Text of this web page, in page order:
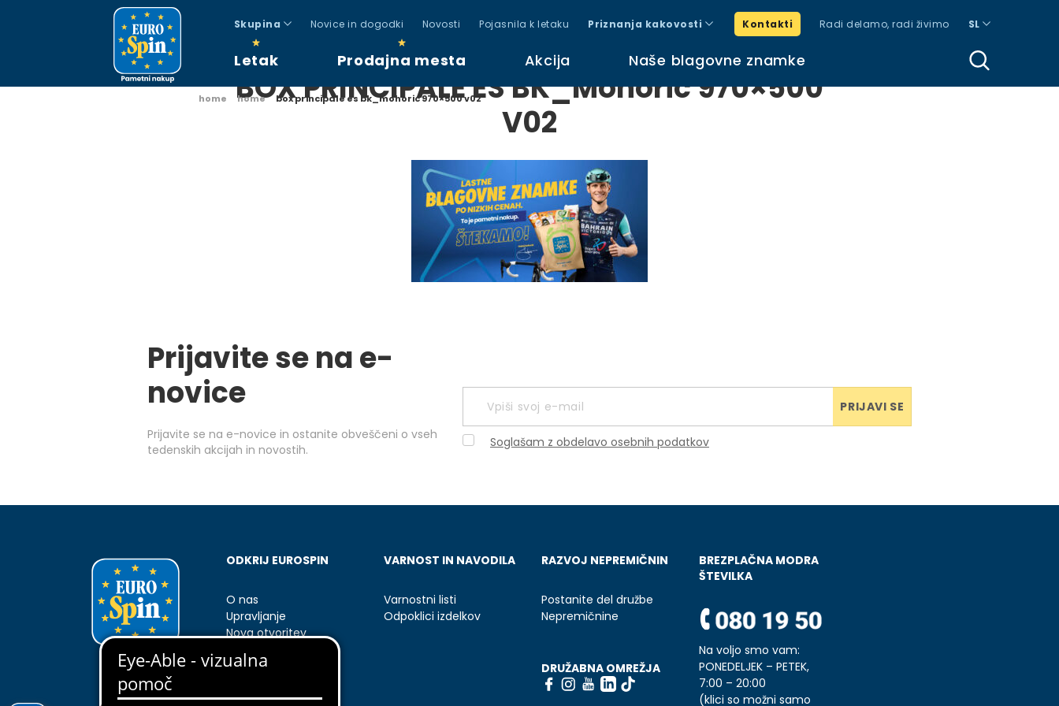
Skupina Novice in dogodki Novosti Pojasnila k letaku Priznanja kakovosti Kontakti Radi delamo, radi živimo SL
Letak Prodajna mesta Akcija Naše blagovne znamke
home home box principale es bk_mohoric 970×500 v02
BOX PRINCIPALE ES BK_Mohoric 970×500
V02
Prijavite se na e-
novice
Prijavite se na e-novice in ostanite obveščeni o vseh
tedenskih akcijah in novostih.
PRIJAVI SE
Soglašam z obdelavo osebnih podatkov
ODKRIJ EUROSPIN
O nas
Upravljanje
Nova otvoritev
Kontakti
Rezervni deli Enkho
VARNOST IN NAVODILA
Varnostni listi
Odpoklici izdelkov
RAZVOJ NEPREMIČNIN
Postanite del družbe
Nepremičnine
DRUŽABNA OMREŽJA
BREZPLAČNA MODRA
ŠTEVILKA
Na voljo smo vam:
PONEDELJEK – PETEK,
7:00 – 20:00
(klici so možni samo